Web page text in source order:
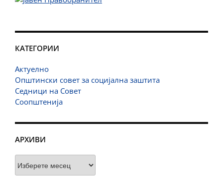
КАТЕГОРИИ
Актуелно
Општински совет за социјална заштита
Седници на Совет
Соопштенија
АРХИВИ